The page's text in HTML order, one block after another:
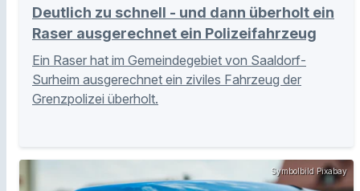
Deutlich zu schnell - und dann überholt ein
Raser ausgerechnet ein Polizeifahrzeug
Ein Raser hat im Gemeindegebiet von Saaldorf-
Surheim ausgerechnet ein ziviles Fahrzeug der
Grenzpolizei überholt.
Symbolbild Pixabay